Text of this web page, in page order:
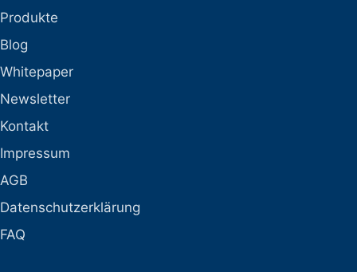
Produkte
Blog
Whitepaper
Newsletter
Kontakt
Impressum
AGB
Datenschutzerklärung
FAQ